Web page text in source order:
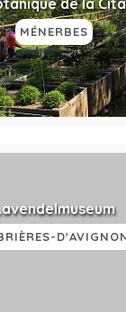
de la
MÉNERBES